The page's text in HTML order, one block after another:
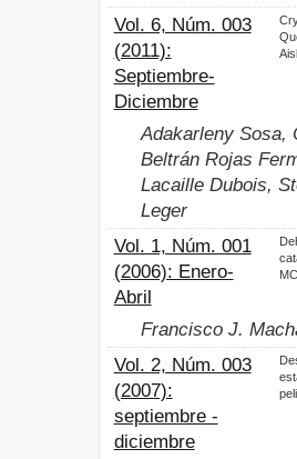
Vol. 6, Núm. 003
(2011):
Septiembre-
Diciembre
Adakarleny Sosa,
Beltrán Rojas
Lacaille Dubois,
Leger
Vol. 1, Núm. 001
(2006): Enero-
Abril
Francisco J.
Vol. 2, Núm. 003
(2007):
septiembre -
diciembre